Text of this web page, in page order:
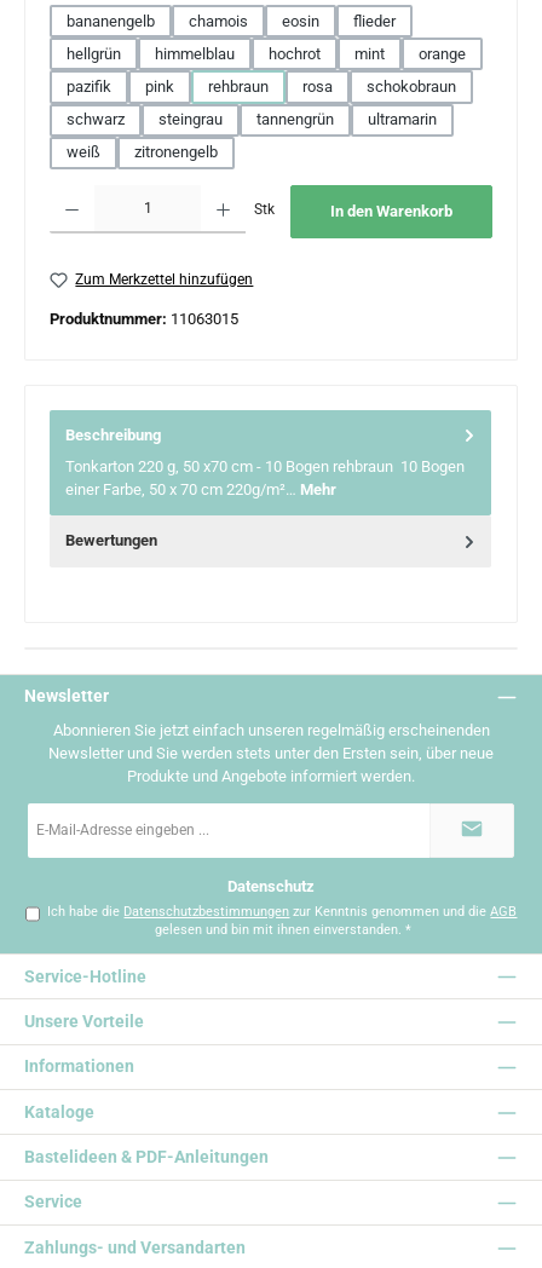
bananengelb
chamois eosin
flieder
hellgrün
himmelblau hochrot mint
orange
pazifik
pink rehbraun rosa
schokobraun
schwarz
steingrau tannengrün
ultramarin
weiß
zitronengelb
Stk In den Warenkorb
Zum Merkzettel hinzufügen
Produktnummer: 11063015
Beschreibung
Tonkarton 220 g, 50 x70 cm - 10 Bogen rehbraun 10 Bogen
einer Farbe, 50 x 70 cm 220g/m²… Mehr
Bewertungen
Newsletter
Abonnieren Sie jetzt einfach unseren regelmäßig erscheinenden
Newsletter und Sie werden stets unter den Ersten sein, über neue
Produkte und Angebote informiert werden.
Mail-
Datenschutz
Ich habe die Datenschutzbestimmungen zur Kenntnis genommen und dieAGB
gelesen und bin mit ihnen einverstanden. *
Service-Hotline
Informationen
Kataloge
Bastelideen & PDF-Anleitungen
Service
Zahlungs- und Versandarten
Unsere Vorteile